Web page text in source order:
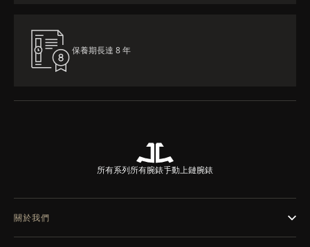
保養期長達 8 年
所有系列所有腕錶手動上鏈腕錶
關於我們